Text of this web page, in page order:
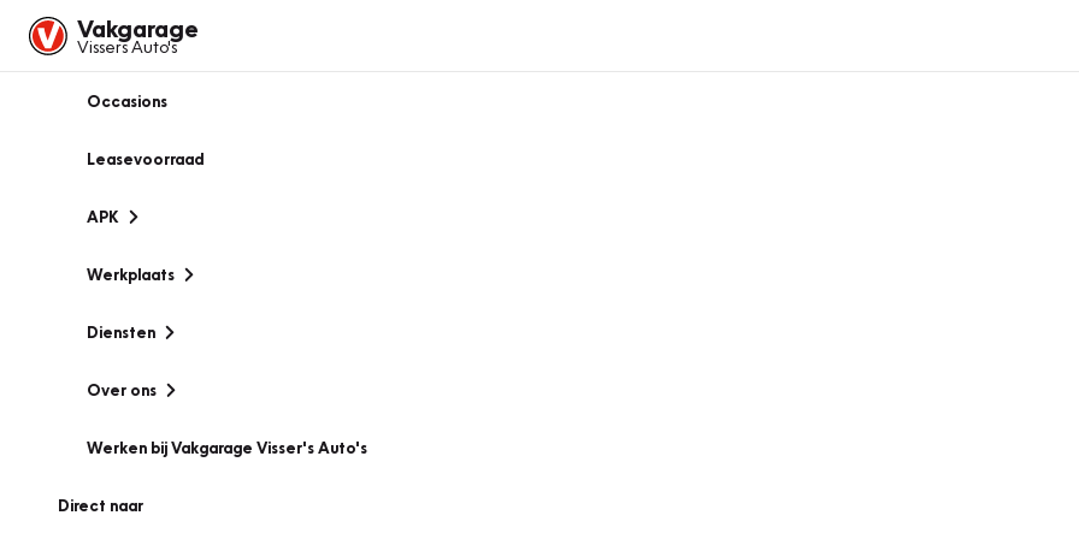
Vakgarage
Vissers Auto's
Occasions
Leasevoorraad
APK
Werkplaats
Diensten
Over ons
Werken bij Vakgarage Visser's Auto's
Direct naar